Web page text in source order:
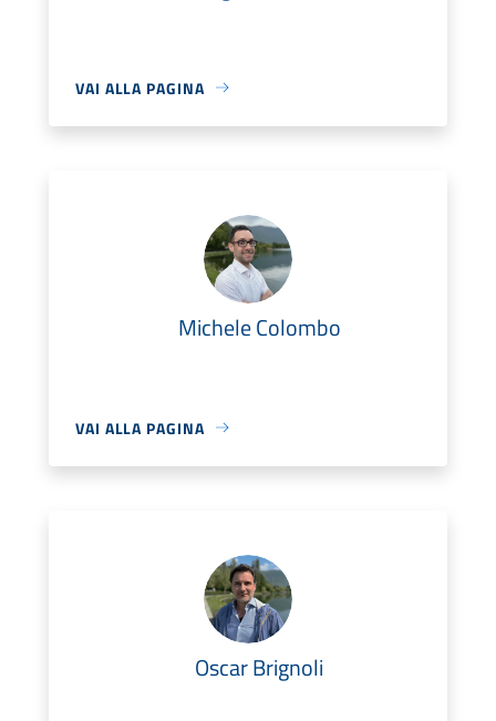
VAI ALLA PAGINA
Michele Colombo
VAI ALLA PAGINA
Oscar Brignoli